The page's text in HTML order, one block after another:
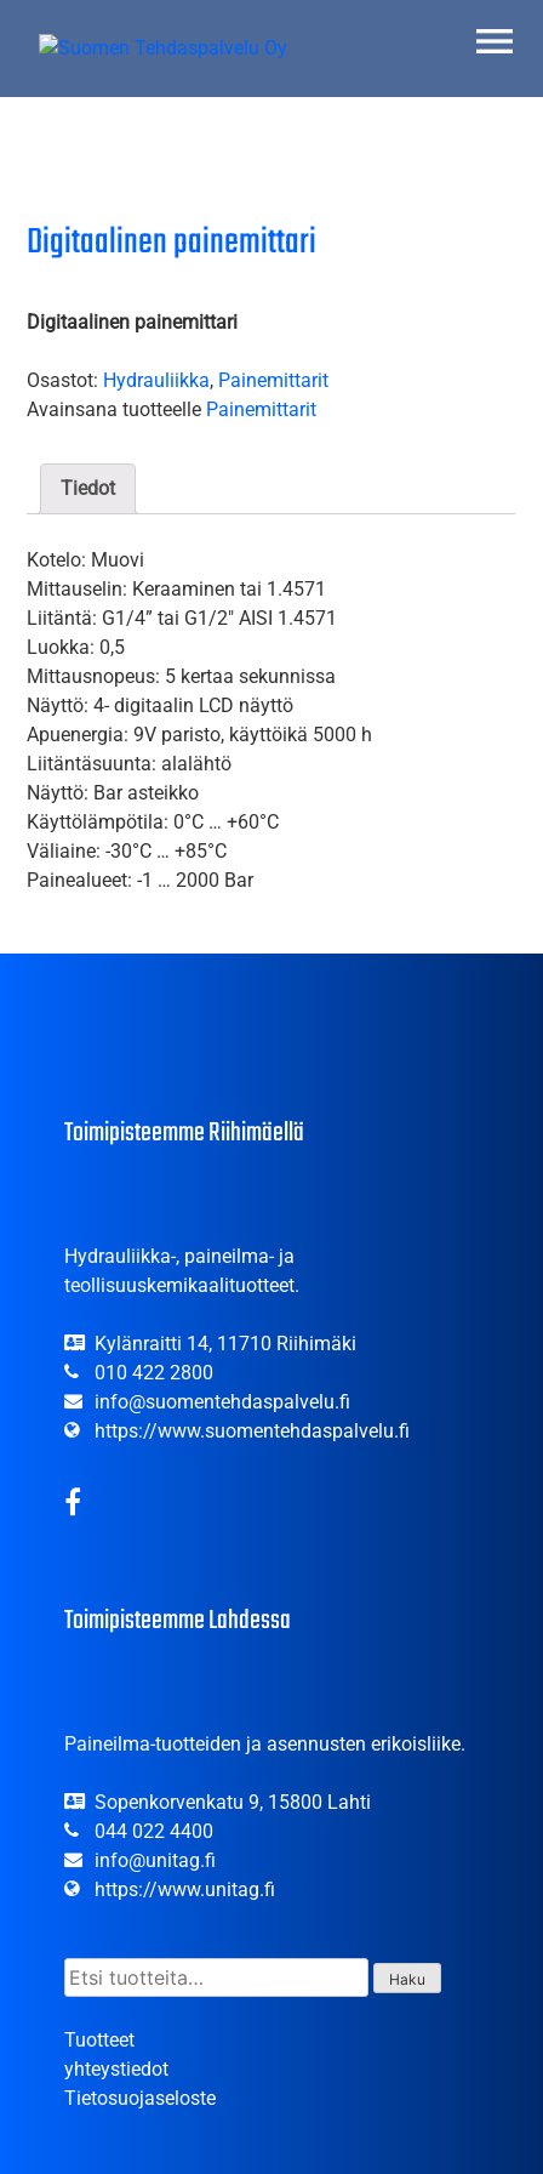
Digitaalinen painemittari
Digitaalinen painemittari
Osastot: Hydrauliikka, Painemittarit
Avainsana tuotteelle Painemittarit
Tiedot
Kotelo: Muovi
Mittauselin: Keraaminen tai 1.4571
Liitäntä: G1/4” tai G1/2″ AISI 1.4571
Luokka: 0,5
Mittausnopeus: 5 kertaa sekunnissa
Näyttö: 4- digitaalin LCD näyttö
Apuenergia: 9V paristo, käyttöikä 5000 h
Liitäntäsuunta: alalähtö
Näyttö: Bar asteikko
Käyttölämpötila: 0°C … +60°C
Väliaine: -30°C … +85°C
Painealueet: -1 … 2000 Bar
Toimipisteemme Riihimäellä
Hydrauliikka-, paineilma- ja
teollisuuskemikaalituotteet.
Kylänraitti 14, 11710 Riihimäki
010 422 2800
info@suomentehdaspalvelu.fi
https://www.suomentehdaspalvelu.fi
Toimipisteemme Lahdessa
Paineilma-tuotteiden ja asennusten erikoisliike.
Sopenkorvenkatu 9, 15800 Lahti
044 022 4400
info@unitag.fi
https://www.unitag.fi
Etsi: Haku
Tuotteet
yhteystiedot
Tietosuojaseloste